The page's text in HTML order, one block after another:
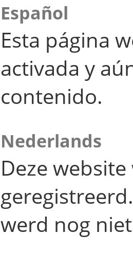
Español
Esta página
activada y
contenido.
Nederlands
Deze
werd nog